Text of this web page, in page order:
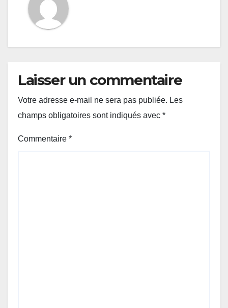
Laisser un commentaire
Votre adresse e-mail ne sera pas publiée. Les
champs obligatoires sont indiqués avec *
Commentaire *